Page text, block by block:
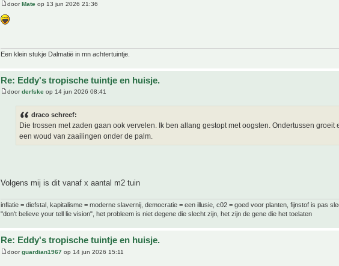
doorMate op 13 jun 2026 21:36
Een klein stukje Dalmatië in mn achtertuintje.
Re: Eddy's tropische tuintje en huisje.
doorderfske op 14 jun 2026 08:41
draco schreef:
Die trossen met zaden gaan ook vervelen. Ik ben allang gestopt met oogsten. Ondertussen groeit
een woud van zaailingen onder de palm.
Volgens mij is dit vanaf x aantal m2 tuin
inflatie = diefstal, kapitalisme = moderne slavernij, democratie = een illusie, c02 = goed voor planten, fijnstof is pas
"don't believe your tell lie vision", het probleem is niet degene die slecht zijn, het zijn de gene die het toelaten
Re: Eddy's tropische tuintje en huisje.
doorguardian1967 op 14 jun 2026 15:11